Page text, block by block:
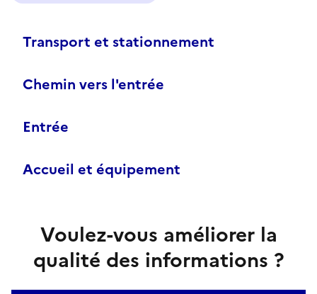
Transport et stationnement
Chemin vers l'entrée
Entrée
Accueil et équipement
Voulez-vous améliorer la
qualité des informations ?